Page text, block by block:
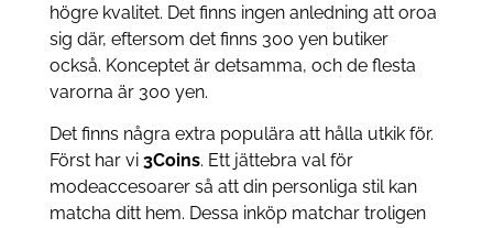
högre kvalitet. Det finns ingen anledning att oroa
sig där, eftersom det finns 300 yen butiker
också. Konceptet är detsamma, och de flesta
varorna är 300 yen.
Det finns några extra populära att hålla utkik för.
Först har vi 3Coins. Ett jättebra val för
modeaccesoarer så att din personliga stil kan
matcha ditt hem. Dessa inköp matchar troligen